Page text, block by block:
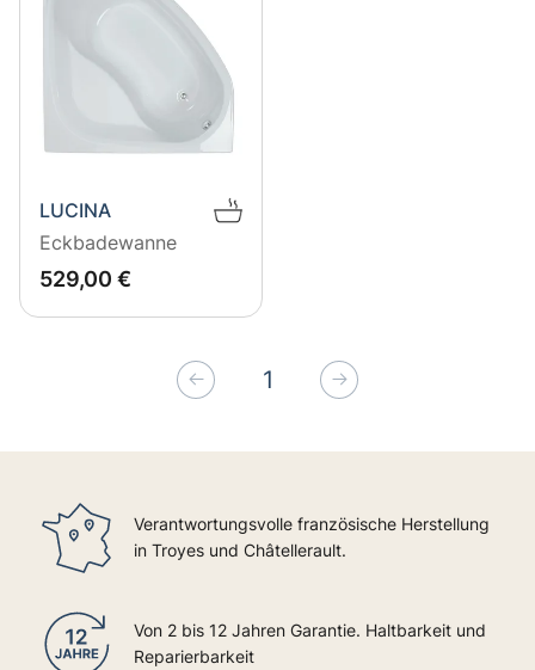
LUCINA
Eckbadewanne
EUR
529
529,00 €
Vorherige1 Nachfolgend
Verantwortungsvolle französische Herstellung
in Troyes und Châtellerault.
Von 2 bis 12 Jahren Garantie. Haltbarkeit und
Reparierbarkeit